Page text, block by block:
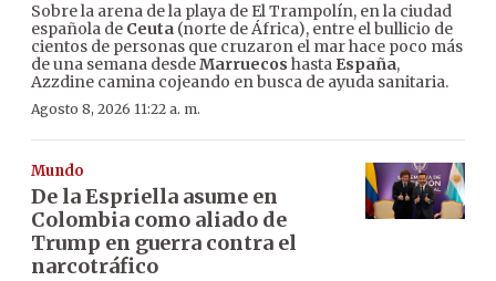
Sobre la arena de la playa de El Trampolín, en la ciudad
española de Ceuta (norte de África), entre el bullicio de
cientos de personas que cruzaron el mar hace poco más
de una semana desdeMarruecos hasta España,
Azzdine camina cojeando en busca de ayuda sanitaria.
Agosto 8, 2026 11:22 a. m.
Mundo
De la Espriella asume en
Colombia como aliado de
Trump en guerra contra el
narcotráfico